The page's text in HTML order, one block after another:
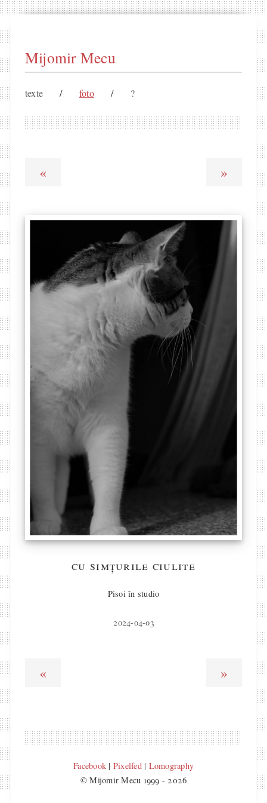
Mijomir Mecu
texte / foto / ?
« »
cu simțurile ciulite
Pisoi în studio
2024-04-03
« »
Facebook | Pixelfed| Lomography
© Mijomir Mecu 1999 - 2026